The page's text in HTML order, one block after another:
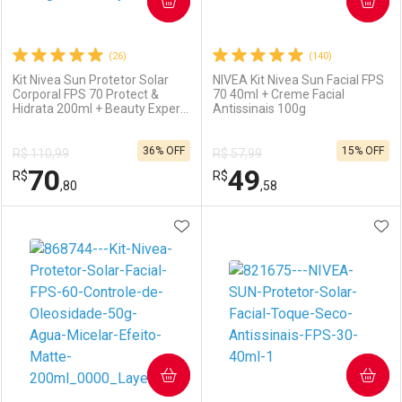
Comprar sem Desconto
Por R$ 39,90/cada
Comprar sem Desconto
Por R$ 39,90/cada
Comprar sem Desconto
Por R$ 66,62/cada
Comprar sem Desconto
Por R$ 66,62/cada
(26)
Kit Nivea Sun Protetor Solar
Corporal FPS 70 Protect &
Hidrata 200ml + Beauty Expert
R$ 110,99
R$70,80
36% OFF
Laboratório
Por Menos
(140)
NIVEA Kit Nivea Sun Facial FPS
70 40ml + Creme Facial
Antissinais 100g
R$ 57,99
R$49,58
15% OFF
Laboratório
Por Menos
ADICIONAR AOS FAVORITOS
COMPRAR COMPRAR